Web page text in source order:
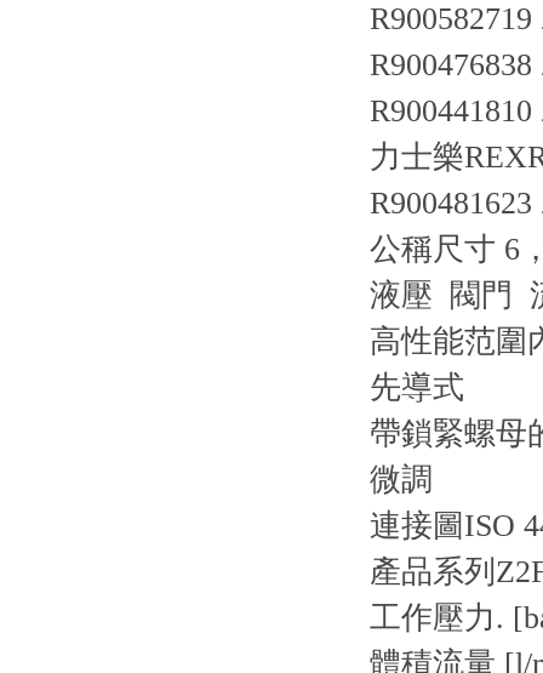
力士樂
公稱尺寸 6
液壓 閥門
高性能范圍
先導式
帶鎖緊螺母
微調
連接圖ISO
產品系列
工作壓力.
體積流量 [l/